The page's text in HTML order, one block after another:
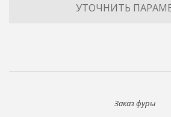
УТОЧНИТЬ
Заказ фуры